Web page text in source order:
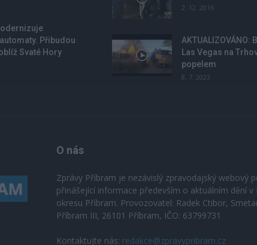
Přibudou
Svaté Hory
2. 12. 2016
AKTUALIZOVÁNO:
Las Vegas na
popelem
8. 7. 2023
O nás
Zprávy Příbram je nezávislý zpravodajský webový
přinášející informace především o aktuálním dění v
okresu Příbram. Provozovatel: Radek Ctibor,
Příbram III, 26101 Příbram, IČO: 63799731
Kontaktujte nás: redakce@zpravypribram.cz